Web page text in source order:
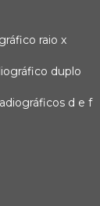
raio x
duplo
d e f